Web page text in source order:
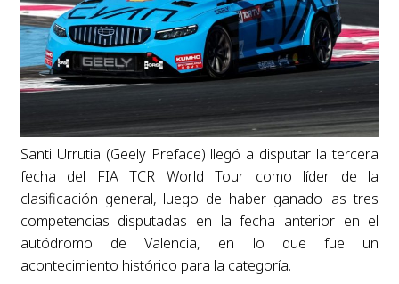
Santi Urrutia (Geely Preface) llegó a disputar la tercera
fecha del FIA TCR World Tour como líder de la
clasificación general, luego de haber ganado las tres
competencias disputadas en la fecha anterior en el
autódromo de Valencia, en lo que fue un
acontecimiento histórico para la categoría.